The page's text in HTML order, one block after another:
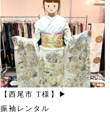
【西尾市 T様】▶
振袖レンタル